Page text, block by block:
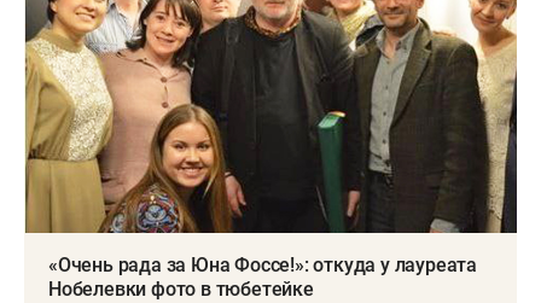
«Очень рада за Юна Фоссе!»: откуда у лауреата
Нобелевки фото в тюбетейке